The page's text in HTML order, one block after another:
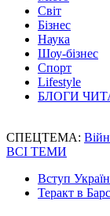
Світ
Бізнес
Наука
Шоу-бізнес
Спорт
Lifestyle
БЛОГИ
СПЕЦТЕМА:
ВСІ ТЕМИ
Вступ
Теракт в